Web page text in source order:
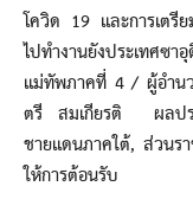
โควิด 19 และการเตรี
ไปทำงานยังประเทศ
แม่ทัพภาคที่ 4 / ผู้อำน
ตรี สมเกียรติ ผลประ
ชายแดนภาคใต้, ส่วนร
ให้การต้อนรับ